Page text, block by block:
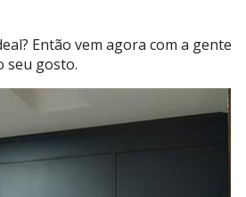
Então vem agora com a gente
seu gosto.